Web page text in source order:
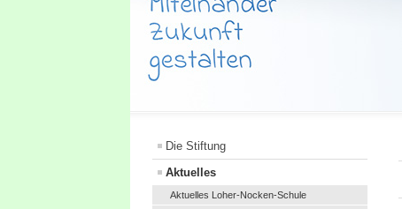
Die Stiftung
Aktuelles
Aktuelles Loher-Nocken-Schule